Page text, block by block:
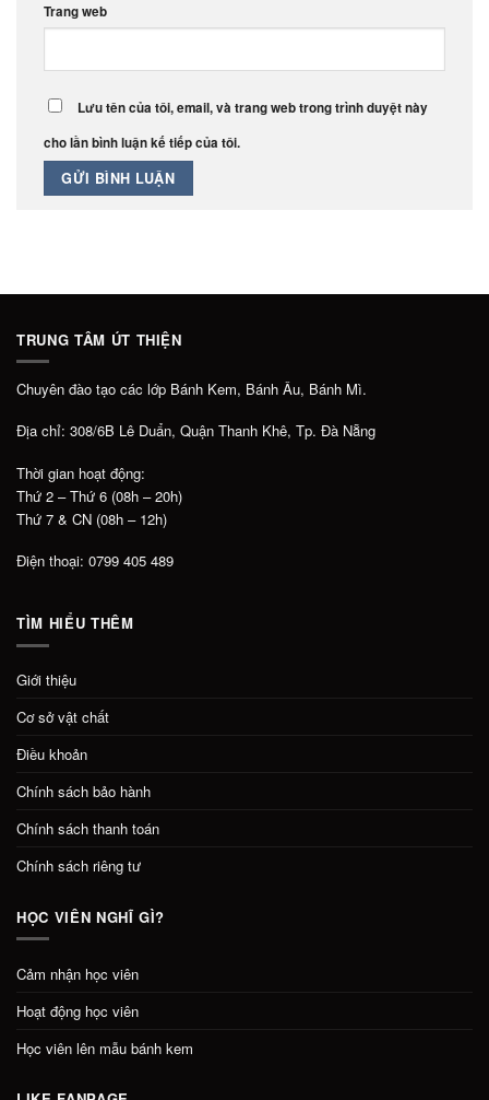
Trang web
Lưu tên của tôi, email, và trang web trong trình duyệt này
cho lần bình luận kế tiếp của tôi.
TRUNG TÂM ÚT THIỆN
Chuyên đào tạo các lớp Bánh Kem, Bánh Âu, Bánh Mì.
Địa chỉ: 308/6B Lê Duẩn, Quận Thanh Khê, Tp. Đà Nẵng
Thời gian hoạt động:
Thứ 2 – Thứ 6 (08h – 20h)
Thứ 7 & CN (08h – 12h)
Điện thoại: 0799 405 489
TÌM HIỂU THÊM
Giới thiệu
Cơ sở vật chất
Điều khoản
Chính sách bảo hành
Chính sách thanh toán
Chính sách riêng tư
HỌC VIÊN NGHĨ GÌ?
Cảm nhận học viên
Hoạt động học viên
Học viên lên mẫu bánh kem